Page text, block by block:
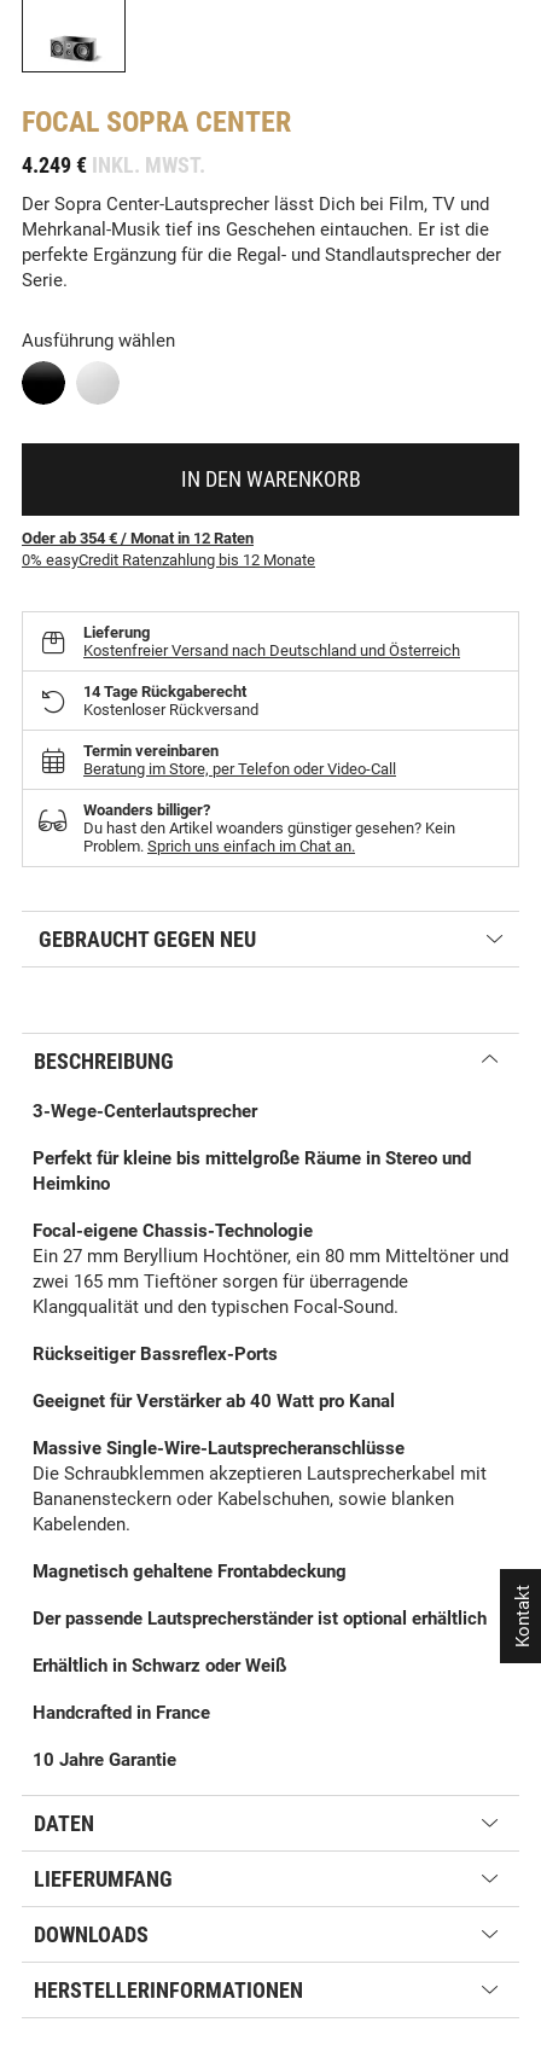
FOCAL SOPRA CENTER
4.249 € INKL. MWST.
Der Sopra Center-Lautsprecher lässt Dich bei Film, TV und
Mehrkanal-Musik tief ins Geschehen eintauchen. Er ist die
perfekte Ergänzung für die Regal- und Standlautsprecher der
Serie.
Ausführung wählen
IN DEN WARENKORB
Oder ab 354 € / Monatin 12 Raten
0% easyCredit Ratenzahlung bis 12 Monate
Lieferung
Kostenfreier Versand nach Deutschland und Österreich
14 Tage Rückgaberecht
Kostenloser Rückversand
Termin vereinbaren
Beratung im Store, per Telefon oder Video-Call
Woanders billiger?
Du hast den Artikel woanders günstiger gesehen? Kein
Problem. Sprich uns einfach im Chat an.
GEBRAUCHT GEGEN NEU
BESCHREIBUNG
3-Wege-Centerlautsprecher
Perfekt für kleine bis mittelgroße Räume in Stereo und
Heimkino
Focal-eigene Chassis-Technologie
Ein 27 mm Beryllium Hochtöner, ein 80 mm Mitteltöner und
zwei 165 mm Tieftöner sorgen für überragende
Klangqualität und den typischen Focal-Sound.
Rückseitiger Bassreflex-Ports
Geeignet für Verstärker ab 40 Watt pro Kanal
Massive Single-Wire-Lautsprecheranschlüsse
Die Schraubklemmen akzeptieren Lautsprecherkabel mit
Bananensteckern oder Kabelschuhen, sowie blanken
Kabelenden.
Magnetisch gehaltene Frontabdeckung
Der passende Lautsprecherständer ist optional erhältlich
Erhältlich in Schwarz oder Weiß
Handcrafted in France
10 Jahre Garantie
DATEN
LIEFERUMFANG
DOWNLOADS
HERSTELLERINFORMATIONEN
Kontakt